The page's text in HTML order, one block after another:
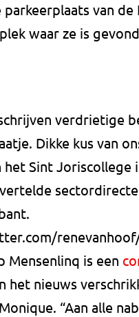
van de
waar ze is
verdrietige
Dikke kus van
Sint Joriscollege
Mensenlinq is een
het nieuws
“Aan alle